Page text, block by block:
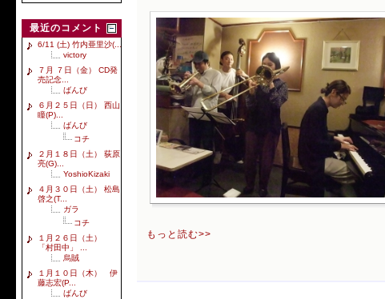
最近のコメント
6/11 (土) 竹内亜里沙(...
victory
７月 ７日（金） CD発
売記念...
ばんび
６月２５日（日） 西山
瞳(P)...
ばんび
コチ
２月１８日（土） 荻原
亮(G)...
YoshioKizaki
４月３０日（土） 松島
啓之(T...
ガラ
コチ
１月２６日（土）
「村田中」 ...
烏賊
１月１０日（木） 伊
藤志宏(P...
ばんび
もっと読む>>